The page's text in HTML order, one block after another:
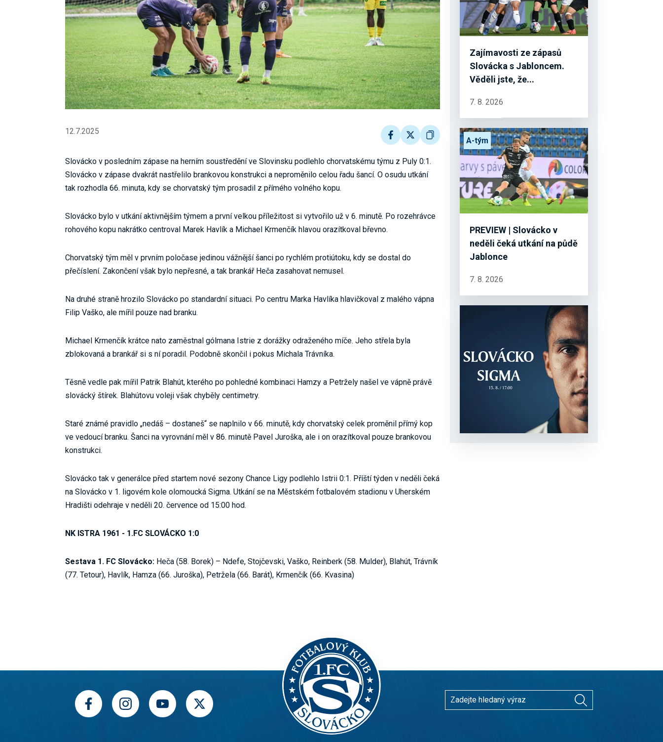
12.7.2025
Slovácko v posledním zápase na herním soustředění ve Slovinsku podlehlo chorvatskému týmu z Puly 0:1.
Slovácko v zápase dvakrát nastřelilo brankovou konstrukci a neproměnilo celou řadu šancí. O osudu utkání
tak rozhodla 66. minuta, kdy se chorvatský tým prosadil z přímého volného kopu.
Slovácko bylo v utkání aktivnějším týmem a první velkou příležitost si vytvořilo už v 6. minutě. Po rozehrávce
rohového kopu nakrátko centroval Marek Havlík a Michael Krmenčík hlavou orazítkoval břevno.
Chorvatský tým měl v prvním poločase jedinou vážnější šanci po rychlém protiútoku, kdy se dostal do
přečíslení. Zakončení však bylo nepřesné, a tak brankář Heča zasahovat nemusel.
Na druhé straně hrozilo Slovácko po standardní situaci. Po centru Marka Havlíka hlavičkoval z malého vápna
Filip Vaško, ale mířil pouze nad branku.
Michael Krmenčík krátce nato zaměstnal gólmana Istrie z dorážky odraženého míče. Jeho střela byla
zblokovaná a brankář si s ní poradil. Podobně skončil i pokus Michala Trávníka.
Těsně vedle pak mířil Patrik Blahút, kterého po pohledné kombinaci Hamzy a Petržely našel ve vápně právě
slovácký štírek. Blahútovu voleji však chyběly centimetry.
Staré známé pravidlo „nedáš – dostaneš“ se naplnilo v 66. minutě, kdy chorvatský celek proměnil přímý kop
ve vedoucí branku. Šanci na vyrovnání měl v 86. minutě Pavel Juroška, ale i on orazítkoval pouze brankovou
konstrukci.
Slovácko tak v generálce před startem nové sezony Chance Ligy podlehlo Istrii 0:1. Příští týden v neděli čeká
na Slovácko v 1. ligovém kole olomoucká Sigma. Utkání se na Městském fotbalovém stadionu v Uherském
Hradišti odehraje v neděli 20. července od 15:00 hod.
NK ISTRA 1961 - 1.FC SLOVÁCKO 1:0
Sestava 1. FC Slovácko: Heča (58. Borek) – Ndefe, Stojčevski, Vaško, Reinberk (58. Mulder), Blahút, Trávník
(77. Tetour), Havlík, Hamza (66. Juroška), Petržela (66. Barát), Krmenčík (66. Kvasina)
Zajímavosti ze zápasů
Slovácka s Jabloncem.
Věděli jste, že...
7. 8. 2026
PREVIEW | Slovácko v
neděli čeká utkání na půdě
Jablonce
A-tým
7. 8. 2026